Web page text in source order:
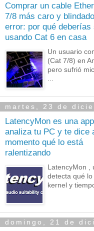
Comprar un cable
7/8 más caro y
error: por qué deberías
usando Cat 6 en casa
Un usuario
(Cat 7/8) en
pero sufrió
martes, 23 de
LatencyMon es una
analiza tu PC y te dice
momento qué lo está
ralentizando
LatencyMon ,
detecta qué
kernel y
domingo, 21 de